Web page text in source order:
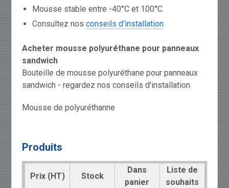
Mousse stable entre -40°C et 100°C
Consultez nosconseils d'installation
Acheter mousse polyuréthane pour panneaux
sandwich
Bouteille de mousse polyuréthane pour panneaux
sandwich - regardez nos conseils d'installation
Mousse de polyuréthanne
Produits
Prix (HT) Stock
Dans
panier
Liste de
souhaits